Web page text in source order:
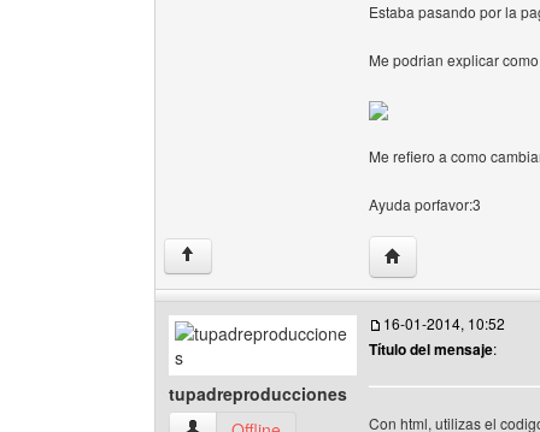
Estaba pasando por la
Me podrian explicar
Me refiero a como
Ayuda porfavor:3
↑ Visitar sitio web del
tupadreproducciones
16-01-2014, 10:52
Título del mensaje:
Con html, utilizas el